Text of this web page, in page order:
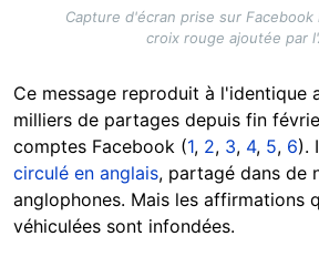
Capture d'écran prise sur Facebook
croix rouge ajoutée par
Ce message reproduit à l'identique
milliers de partages depuis fin
comptes Facebook (1, 2, 3, 4, 5, 6).
circulé en anglais, partagé dans de
anglophones. Mais les affirmations
véhiculées sont infondées.